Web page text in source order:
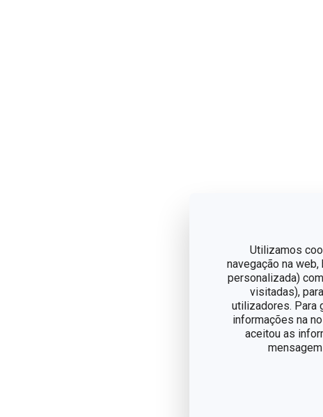
Utilizamos
navegação na
personalizada)
visitadas),
utilizadores. Para
informações na
aceitou as